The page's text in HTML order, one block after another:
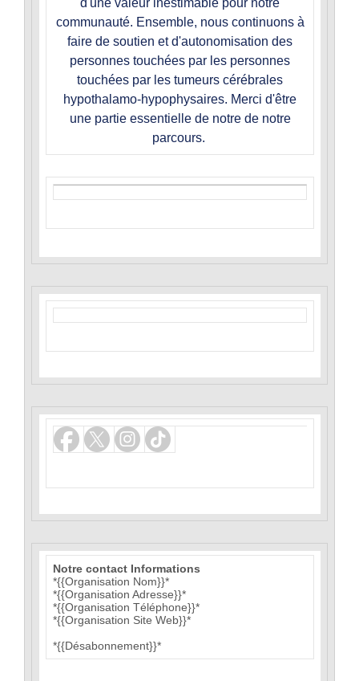
d'une valeur inestimable pour notre
communauté. Ensemble, nous continuons à
faire de soutien et d'autonomisation des
personnes touchées par les personnes
touchées par les tumeurs cérébrales
hypothalamo-hypophysaires. Merci d'être
une partie essentielle de notre de notre
parcours.
Notre contact Informations
*{{Organisation Nom}}*
*{{Organisation Adresse}}*
*{{Organisation Téléphone}}*
*{{Organisation Site Web}}*
*{{Désabonnement}}*